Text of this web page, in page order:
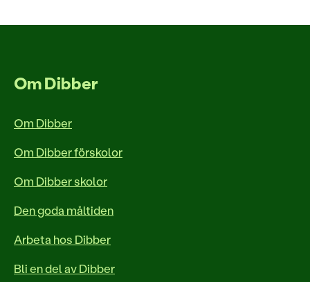
Om Dibber
Om Dibber
Om Dibber förskolor
Om Dibber skolor
Den goda måltiden
Arbeta hos Dibber
Bli en del av Dibber